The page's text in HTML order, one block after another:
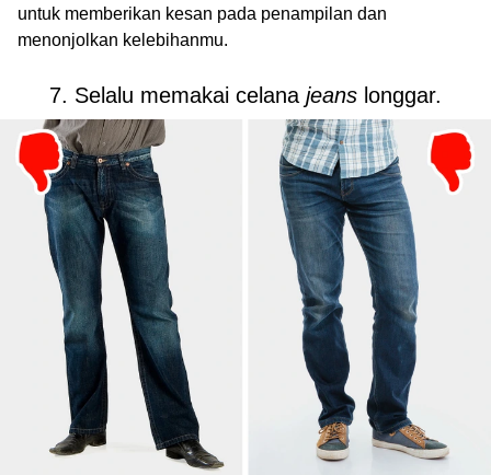
untuk memberikan kesan pada penampilan dan
menonjolkan kelebihanmu.
7. Selalu memakai celana jeans longgar.